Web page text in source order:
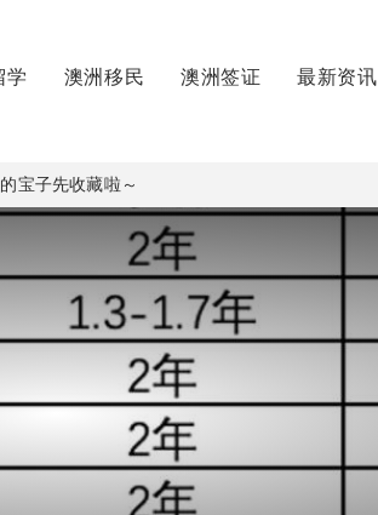
学 澳洲移民 澳洲签证 最新资讯
宝子先收藏啦～